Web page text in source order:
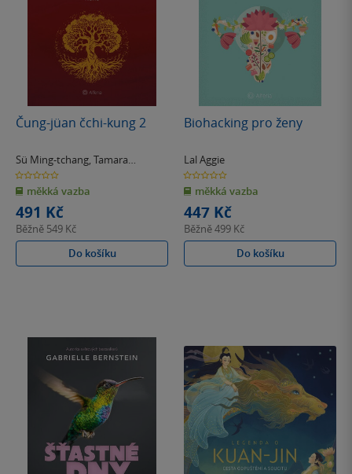
Čung-jüan čchi-kung 2
Sü Ming-tchang, Tamara
Martynovová
0.0
z
5
hvězdiček
měkká vazba
491 Kč
Běžně 549 Kč
Do košíku
Biohacking pro ženy
Lal Aggie
0.0
z
5
hvězdiček
měkká vazba
447 Kč
Běžně499 Kč
Do košíku